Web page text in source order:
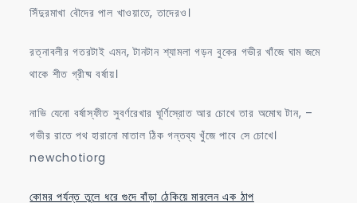
সিঁদুরমাখা বৌদের পাল খাওয়াতে, তাদেরও।
রত্নাবলীর গতরটাই এমন, টানটান শ্যামলা গড়ন বুকের গভীর খাঁজে ঘাম জমে
থাকে শীত গ্রীষ্ম বর্ষায়।
নাভি যেনো বর্ষাস্ফীত সুবর্ণরেখার ঘূর্ণিস্রোত আর চোখে তার অমোঘ টান, –
গভীর রাতে পথ হারানো মাতাল ঠিক গন্তব্য খুঁজে পাবে সে চোখে।
newchotiorg
কোমর পর্যন্ত তুলে ধরে গুদে বাঁড়া ঠেকিয়ে মারলেন এক ঠাপ